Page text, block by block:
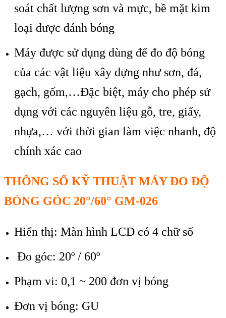
soát chất lượng sơn và mực, bề mặt kim
loại được đánh bóng
Máy được sử dụng dùng để đo độ bóng
của các vật liệu xây dựng như sơn, đá,
gạch, gốm,…Đặc biệt, máy cho phép sử
dụng với các nguyên liệu gỗ, tre, giấy,
nhựa,… với thời gian làm việc nhanh, độ
chính xác cao
THÔNG SỐ KỸ THUẬT MÁY ĐO ĐỘ
BÓNG GÓC 20°/60° GM-026
Hiển thị: Màn hình LCD có 4 chữ số
Đo góc: 20º / 60º
Phạm vi: 0,1 ~ 200 đơn vị bóng
Đơn vị bóng: GU